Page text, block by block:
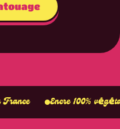
Encre 100% végétale Tient 1–2